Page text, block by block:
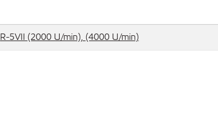
R-5VII (2000 U/min), (4000 U/min)